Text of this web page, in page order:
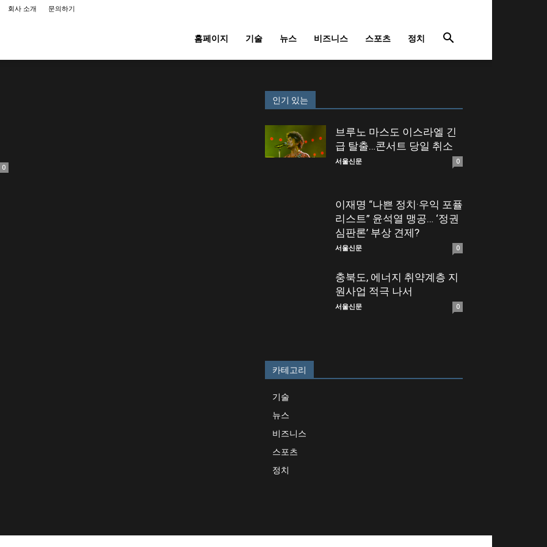
회사 소개 문의하기
홈페이지 기술 뉴스 비즈니스 스포츠 정치
0
인기 있는
브루노 마스도 이스라엘 긴
급 탈출…콘서트 당일 취소
서울신문 0
이재명 “나쁜 정치·우익 포퓰
리스트” 윤석열 맹공… ‘정권
심판론’ 부상 견제?
서울신문 0
충북도, 에너지 취약계층 지
원사업 적극 나서
서울신문 0
카테고리
기술
뉴스
비즈니스
스포츠
정치